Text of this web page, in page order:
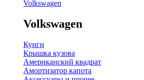
Volkswagen
Volkswagen
Кунги
Крышка кузова
Американский квадрат
Амортизатор капота